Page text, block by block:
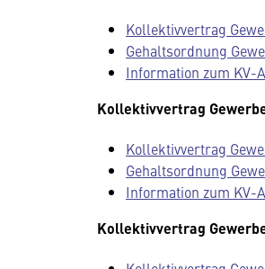
Kollektivvertrag
Gehaltsordnung
Information zum KV-
Kollektivvertrag
Kollektivvertrag
Gehaltsordnung
Information zum KV-
Kollektivvertrag